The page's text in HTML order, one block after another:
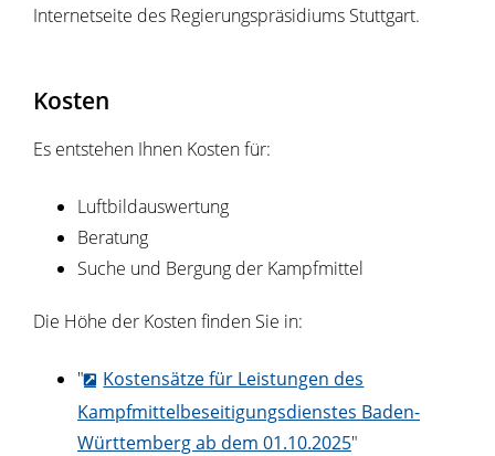
Internetseite des Regierungspräsidiums Stuttgart.
Kosten
Es entstehen Ihnen Kosten für:
Luftbildauswertung
Beratung
Suche und Bergung der Kampfmittel
Die Höhe der Kosten finden Sie in:
"
Kostensätze für Leistungen des
Kampfmittelbeseitigungsdienstes Baden-
Württemberg ab dem 01.10.2025"